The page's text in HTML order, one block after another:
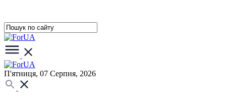
П'ятниця, 07 Серпня, 2026